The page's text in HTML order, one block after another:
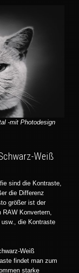
-mit Photodesign
Weiß
sind die Kontraste,
die Differenz
größer ist der
Konvertern,
die Kontraste
Weiß
findet man zum
starke